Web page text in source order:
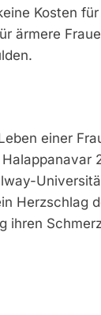
Kosten
ärmere
einer
Herzschlag
ihren